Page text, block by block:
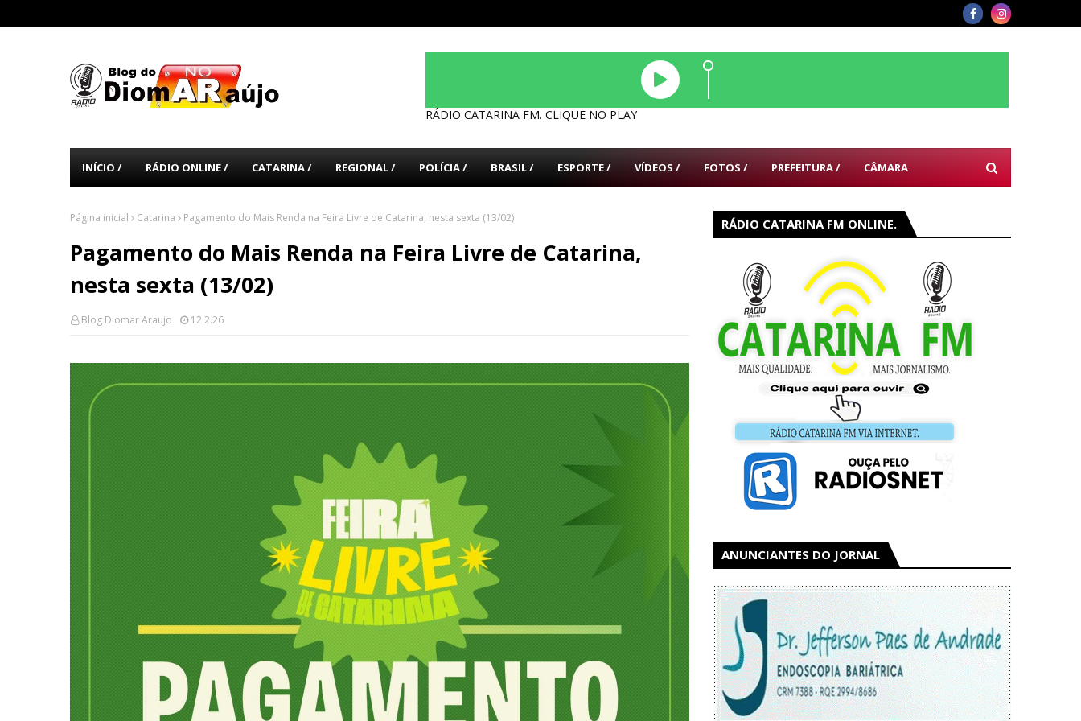
RÁDIO CATARINA FM. CLIQUE NO PLAY
INÍCIO / RÁDIO ONLINE / CATARINA / REGIONAL / POLÍCIA / BRASIL / ESPORTE / VÍDEOS / FOTOS / PREFEITURA / CÂMARA
Página inicial Catarina Pagamento do Mais Renda na Feira Livre de Catarina, nesta sexta (13/02)
Pagamento do Mais Renda na Feira Livre de Catarina,
nesta sexta (13/02)
Blog Diomar Araujo 12.2.26
RÁDIO CATARINA FM ONLINE.
ANUNCIANTES DO JORNAL